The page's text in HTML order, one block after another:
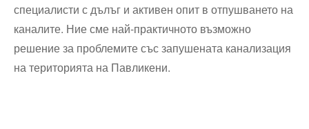
специалисти с дълъг и активен опит в отпушването на
каналите. Ние сме най-практичното възможно
решение за проблемите със запушената канализация
на територията на Павликени.